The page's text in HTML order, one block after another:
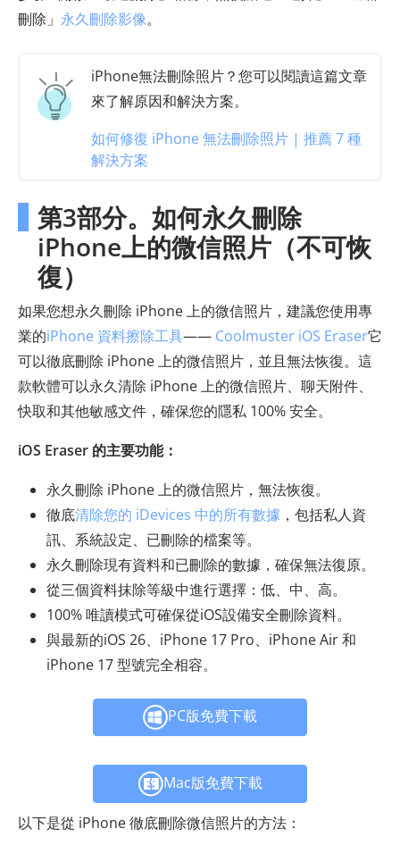
刪除」 永久刪除影像。
iPhone無法刪除照片？您可以閱讀這篇文章
來了解原因和解決方案。
如何修復 iPhone 無法刪除照片 | 推薦 7 種
解決方案
第3部分。如何永久刪除
iPhone上的微信照片（不可恢
復）
如果您想永久刪除 iPhone 上的微信照片，建議您使用專
業的iPhone 資料擦除工具—— Coolmuster iOS Eraser它
可以徹底刪除 iPhone 上的微信照片，並且無法恢復。這
款軟體可以永久清除 iPhone 上的微信照片、聊天附件、
快取和其他敏感文件，確保您的隱私 100% 安全。
iOS Eraser 的主要功能：
永久刪除 iPhone 上的微信照片，無法恢復。
徹底清除您的 iDevices 中的所有數據 ，包括私人資
訊、系統設定、已刪除的檔案等。
永久刪除現有資料和已刪除的數據，確保無法復原。
從三個資料抹除等級中進行選擇：低、中、高。
100% 唯讀模式可確保從iOS設備安全刪除資料。
與最新的iOS 26、iPhone 17 Pro、iPhone Air 和
iPhone 17 型號完全相容。
PC版免費下載
Mac版免費下載
以下是從 iPhone 徹底刪除微信照片的方法：